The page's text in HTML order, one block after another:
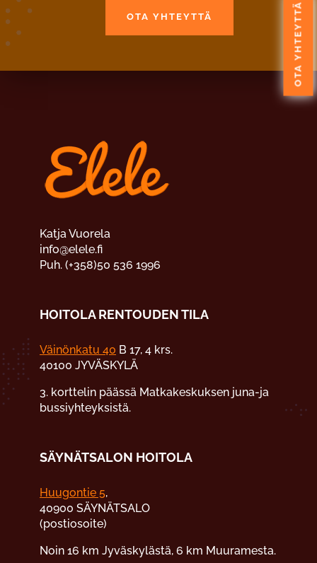
OTA YHTEYTTÄ
Katja Vuorela
info@elele.fi
Puh. (+358)50 536 1996
HOITOLA RENTOUDEN TILA
Väinönkatu 40 B 17, 4 krs.
40100 JYVÄSKYLÄ
3. korttelin päässä Matkakeskuksen juna-ja
bussiyhteyksistä.
SÄYNÄTSALON HOITOLA
Huugontie 5,
40900 SÄYNÄTSALO
(postiosoite)
Noin 16 km Jyväskylästä, 6 km Muuramesta.
OTA YHTEYTTÄ